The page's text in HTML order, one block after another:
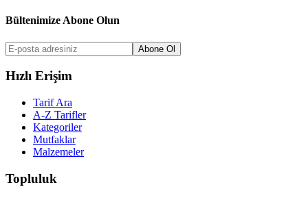
Bültenimize Abone Olun
Abone Ol
Hızlı Erişim
Tarif Ara
A-Z Tarifler
Kategoriler
Mutfaklar
Malzemeler
Topluluk